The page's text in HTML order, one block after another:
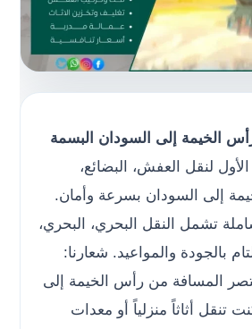
الخيمة إلى السودان البسمة
الأول لنقل العفش، البضائع،
إلى السودان بسرعة وأمان.
تشمل النقل البحري، البحري،
بالجودة والمواعيد. شعارنا:
المسافة من رأس الخيمة إلى
تنقل أثاثاً منزلياً أو معدات